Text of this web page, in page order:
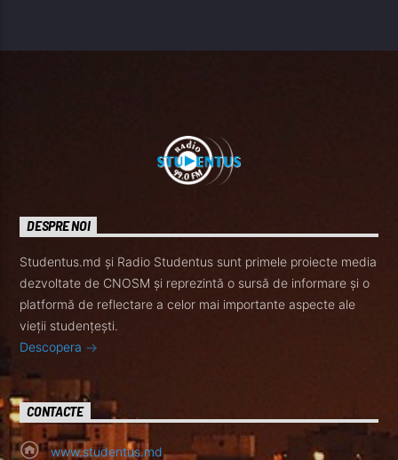
DESPRE NOI
Studentus.md și Radio Studentus sunt primele proiecte media
dezvoltate de CNOSM și reprezintă o sursă de informare și o
platformă de reflectare a celor mai importante aspecte ale
vieții studențești.
Descopera
CONTACTE
www.studentus.md